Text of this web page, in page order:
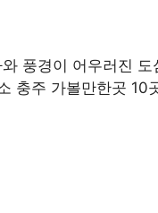
풍경이 어우러진
충주 가볼만한곳 10